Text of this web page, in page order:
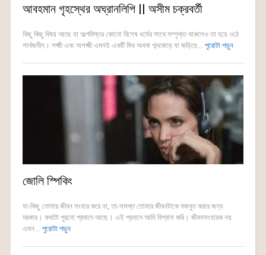
আবহমান গৃহস্থের অঘ্রানলিপি || অসীম চক্রবর্তী
কিছু কিছু বিষয় আছে যা অল্পবিস্তর কোনো বিশেষ ধর্মের সাথে সম্পৃক্ত থাকলেও তা হয়ে ওঠে
সার্বজনীন। লক্ষ্মী এবং অলক্ষ্মী এমনই একটি মিথ অথবা শব্দজোড় যা জড়িয়ে... পুরোটা পড়ুন
জোলি স্পিকিং
যা-কিছু তোমার জীবন সংহার করে না, তা-সমস্ত তোমার জীবনটাকে মজবুত করার জন্য
দরকার। কথাটা পুরনো প্রবাদে আছে। এই প্রবাদে আমি বিশ্বাস করি। জীবনসংহারক নয়
এমন... পুরোটা পড়ুন